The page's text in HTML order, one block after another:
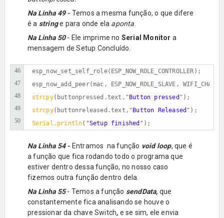
Na Linha 49 - Temos a mesma função, o que difere
é a stringe para onde ela aponta
Na Linha 50- Ele imprime no Serial Monitor a
mensagem de Setup Concluído.
46
47
48
49
50
esp_now_add_peer(mac, ESP_NOW_ROLE_SLAVE,
strcpy(buttonpressed.text," Button pressed
strcpy(buttonreleased.text," Button Released
Serial.println("Setup finished ");
Na Linha 54 - Entramos na função void loop, que é
a função que fica rodando todo o programa que
estiver dentro dessa função, no nosso caso
fizemos outra função dentro dela.
Na Linha 55- Temos a função sendData, que
constantemente fica analisando se houve o
pressionar da chave Switch, e se sim, ele envia